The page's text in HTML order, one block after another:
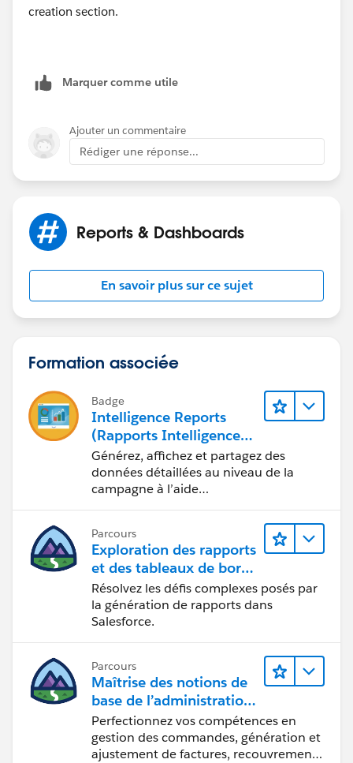
creation section.
Marquer comme utile
Ajouter un commentaire
Rédiger une réponse...
Reports & Dashboards
En savoir plus sur ce sujet
Formation associée
Badge
Intelligence Reports
(Rapports Intelligence)
pour Engagement
Générez, affichez et partagez des
données détaillées au niveau de la
campagne à l’aide
Parcours
Exploration des rapports
et des tableaux de bord
Lightning Experience
Résolvez les défis complexes posés par
la génération de rapports dans
Salesforce.
Parcours
Maîtrise des notions de
base de l’administration
de Salesforce Billing
Perfectionnez vos compétences en
gestion des commandes, génération et
ajustement de factures, recouvrement